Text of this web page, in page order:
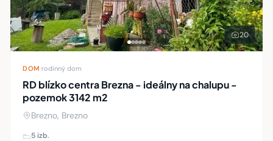
20
DOM rodinný dom
RD blízko centra Brezna - ideálny na chalupu -
pozemok 3142 m2
Brezno, Brezno
5 izb.